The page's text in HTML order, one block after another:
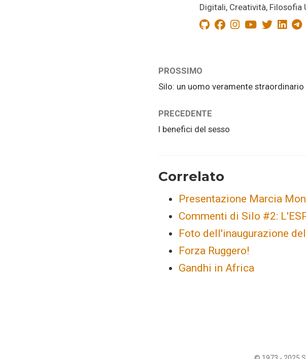
Digitali, Creatività, Filosofia
PROSSIMO
Silo: un uomo veramente straordinario
PRECEDENTE
I benefici del sesso
Correlato
Presentazione Marcia
Commenti di Silo #2:
Foto dell'inaugurazione
Forza Ruggero!
Gandhi in Africa